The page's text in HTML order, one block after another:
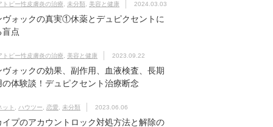
トピー性皮膚炎の治療 未分類 美容と健康 2024.03.03
ヴォックの真実①休薬とデュピクセントに
盲点
トピー性皮膚炎の治療 美容と健康 2023.09.22
ヴォックの効果、副作用、血液検査、長期
の体験談！デュピクセント治療断念
ット ハウツー 恋愛 未分類 2023.06.06
イプのアカウントロック対処方法と解除の